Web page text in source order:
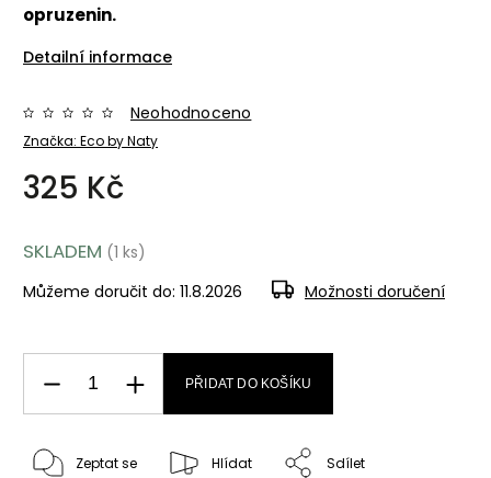
opruzenin.
Detailní informace
Značka: Eco by Naty
Neohodnoceno
325 Kč
SKLADEM (1 ks)
Můžeme doručit do: 11.8.2026 Možnosti doručení
PŘIDAT DO KOŠÍKU
Zeptat se Hlídat Sdílet